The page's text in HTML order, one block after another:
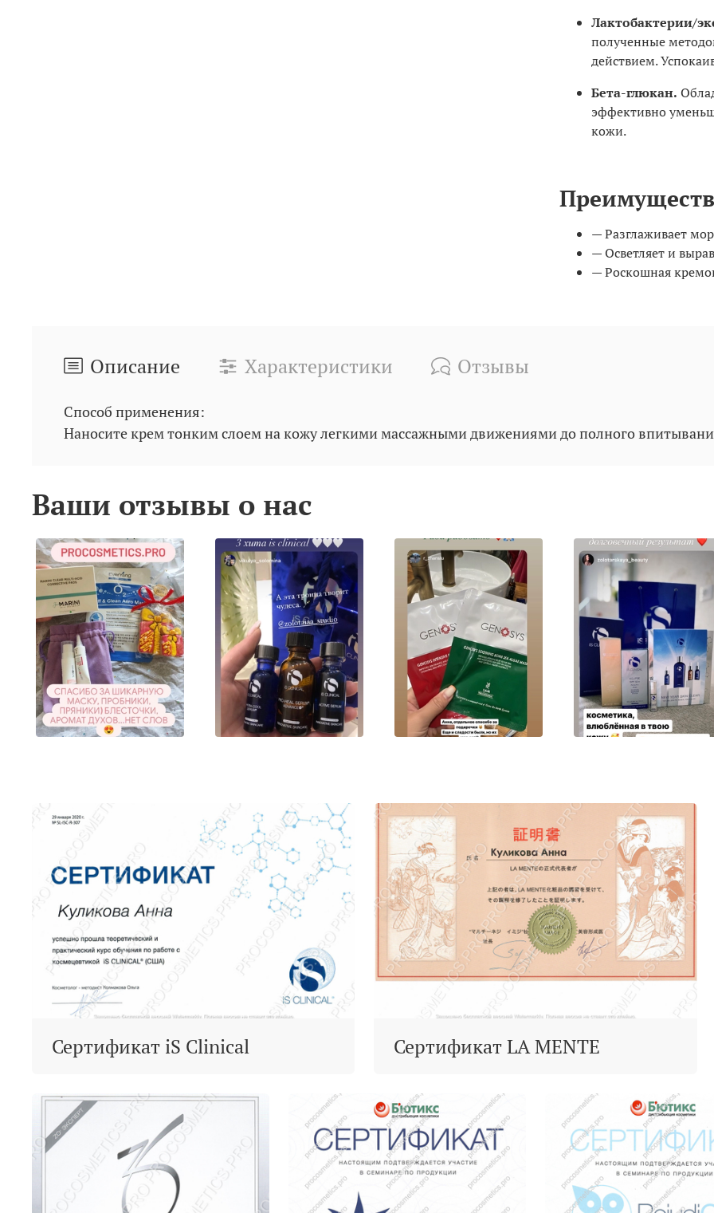
Лактобактерии/
полученные
действием.
Бета-глюкан.
эффективно
кожи.
— Разглаживает
— Осветляет и
— Роскошная
Описание Характеристики Отзывы
Способ применения:
Наносите крем тонким слоем на кожу легкими массажными движениями до полного
Ваши отзывы о нас
Сертификат iS Clinical Сертификат LA MENTE